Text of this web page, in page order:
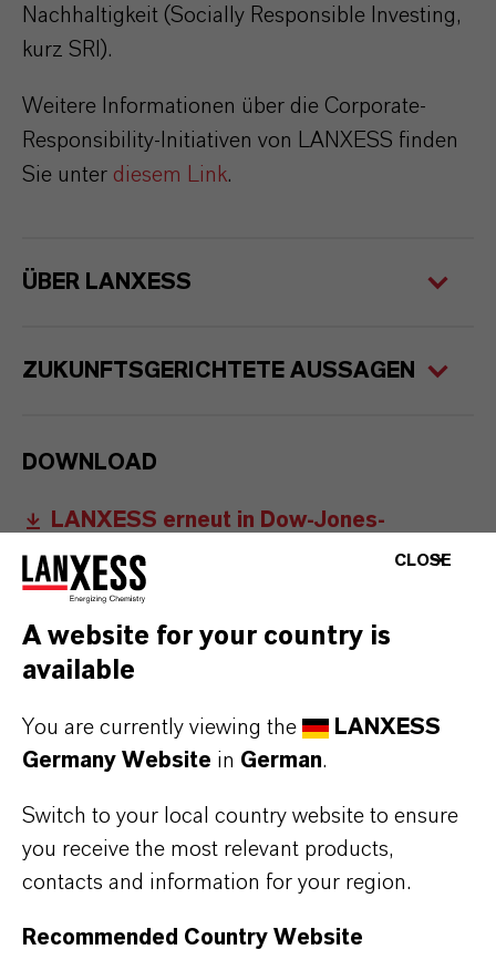
Nachhaltigkeit (Socially Responsible Investing,
kurz SRI).
Weitere Informationen über die Corporate-
Responsibility-Initiativen von LANXESS finden
Sie unter diesem Link.
ÜBER LANXESS
ZUKUNFTSGERICHTETE AUSSAGEN
DOWNLOAD
LANXESS erneut in Dow-Jones-
Nachhaltigkeitsindizes
aufgenommen
Kontakt
Investor Relations
Möchten Sie regelmäßig Informationen von
uns erhalten? Dann registrieren Sie sich für
unseren Newsletter per E-Mail an
CLOSE
A website for your country is
available
You are currently viewing the
LANXESS
Germany Website in German.
Switch to your local country website to ensure
you receive the most relevant products,
contacts and information for your region.
Recommended Country Website